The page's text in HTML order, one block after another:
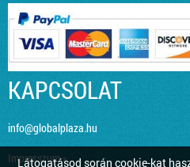
Látogatásod során cookie-kat
KAPCSOLAT
info@globalplaza.hu
Impresszum »